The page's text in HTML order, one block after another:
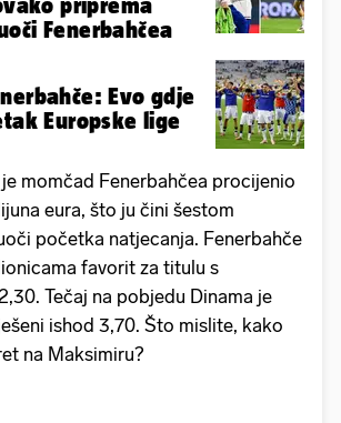
Fenerbahčea
Evo gdje
Europske lige
momčad Fenerbahčea procijenio
eura, što ju čini šestom
početka natjecanja. Fenerbahče
favorit za titulu s
Tečaj na pobjedu Dinama je
ishod 3,70. Što mislite, kako
na Maksimiru?